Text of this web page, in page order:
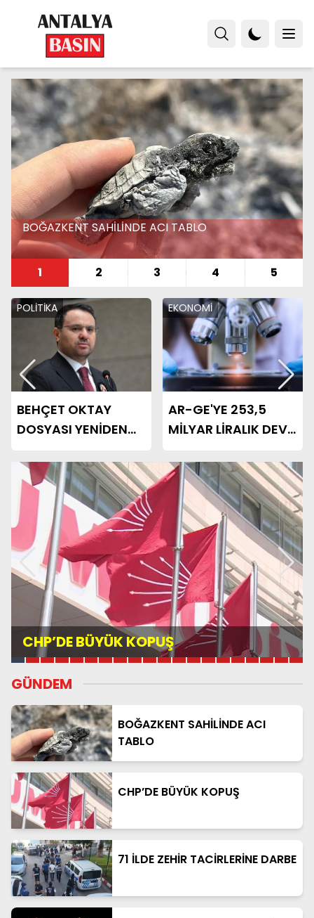
1 2 3 4 5
CHP’DE BÜYÜK KOPUŞ
EKONOMİ
AR-GE'YE 253,5
MİLYAR LİRALIK DEV
TÜRKİYE
GÜMRÜKTE CANLI
KAÇAKÇILIĞINA
71 İLDE ZEHİR TACİRLERİNE DARBE
GÜNDEM
BOĞAZKENT SAHİLİNDE ACI
TABLO
CHP’DE BÜYÜK KOPUŞ
71 İLDE ZEHİR TACİRLERİNE DARBE